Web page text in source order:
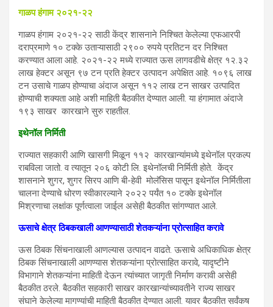
गाळप हंगाम २०२१-२२
गाळप हंगाम २०२१-२२ साठी केंद्र शासनाने निश्चित केलेल्या एफआरपी
दराप्रमाणे १० टक्के उताऱ्यासाठी २९०० रुपये प्रतिटन दर निश्चित
करण्यात आला आहे. २०२१-२२ मध्ये राज्यात ऊस लागवडीचे क्षेत्र १२.३२
लाख हेक्टर असून ९७ टन प्रति हेक्टर उत्पादन अपेक्षित आहे. १०९६ लाख
टन उसाचे गाळप होण्याचा अंदाज असून ११२ लाख टन साखर उत्पादित
होण्याची शक्यता आहे अशी माहिती बैठकीत देण्यात आली. या हंगामात अंदाजे
१९३ साखर कारखाने सुरु राहतील.
इथेनॉल निर्मिती
राज्यात सहकारी आणि खासगी मिळून ११२ कारखान्यांमध्ये इथेनॉल प्रकल्प
राबविला जातो. व त्यातून २०६ कोटी लि. इथेनॉलची निर्मिती होते. केंद्र
शासनाने शुगर, शुगर सिरप आणि बी-हेवी मोलॅसिस पासून इथेनॉल निर्मितीला
चालना देण्याचे धोरण स्वीकारल्याने २०२२ पर्यंत १० टक्के इथेनॉल
मिश्रणाचा लक्षांक पूर्णत्वाला जाईल असेही बैठकीत सांगण्यात आले.
ऊसाचे क्षेत्र ठिबकखाली आणण्यासाठी शेतकऱ्यांना प्रोत्साहित करावे
ऊस ठिबक सिंचनाखाली आणल्यास उत्पादन वाढते. ऊसाचे अधिकाधिक क्षेत्र
ठिबक सिंचनाखाली आणण्यास शेतकऱ्यांना प्रोत्साहित करावे, यादृष्टीने
विभागाने शेतकऱ्यांना माहिती देऊन त्यांच्यात जागृती निर्माण करावी असेही
बैठकीत ठरले. बैठकीत सहकारी साखर कारखान्यांच्यावतीने राज्य साखर
संघाने केलेल्या मागण्यांची माहिती बैठकीत देण्यात आली. यावर बैठकीत सर्वंकष